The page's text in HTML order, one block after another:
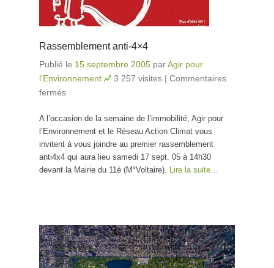
Rassemblement anti-4×4
Publié le 15 septembre 2005 parAgir pour
l'Environnement
3 257 visites | Commentaires
fermés
A l’occasion de la semaine de l’immobilité, Agir pour
l’Environnement et le Réseau Action Climat vous
invitent à vous joindre au premier rassemblement
anti4x4 qui aura lieu samedi 17 sept. 05 à 14h30
devant la Mairie du 11è (M°Voltaire). Lire la suite…